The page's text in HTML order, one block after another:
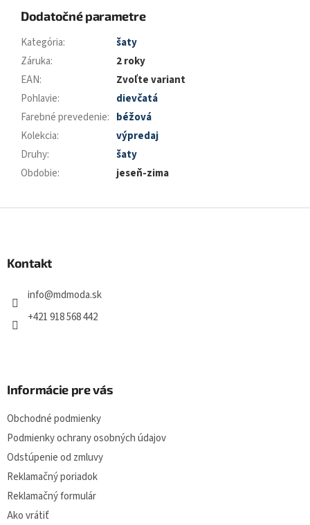
Dodatočné parametre
Kategória:
šaty
Záruka:
2 roky
EAN:
Zvoľte variant
Pohlavie:
dievčatá
Farebné prevedenie: béžová
Kolekcia:
výpredaj
Druhy:
šaty
Obdobie: jeseň-zima
Kontakt
info@mdmoda.sk
+421 918 568 442
Informácie pre vás
Obchodné podmienky
Podmienky ochrany osobných údajov
Odstúpenie od zmluvy
Reklamačný poriadok
Reklamačný formulár
Ako vrátiť